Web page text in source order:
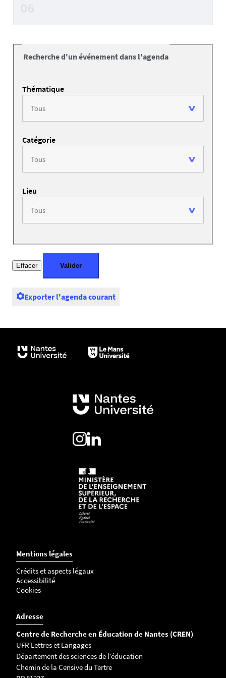
Recherche d'un événement dans l'agenda
Thématique
Catégorie
Lieu
Exporter l'agenda courant
Mentions légales
Crédits et aspects légaux
Accessibilité
Cookies
Adresse
Centre de Recherche en Éducation de Nantes (CREN)
UFR Lettres et Langages
Département des sciences de l’éducation
Chemin de la Censive du Tertre